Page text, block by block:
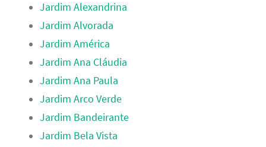
Jardim Alexandrina
Jardim Alvorada
Jardim América
Jardim Ana Cláudia
Jardim Ana Paula
Jardim Arco Verde
Jardim Bandeirante
Jardim Bela Vista